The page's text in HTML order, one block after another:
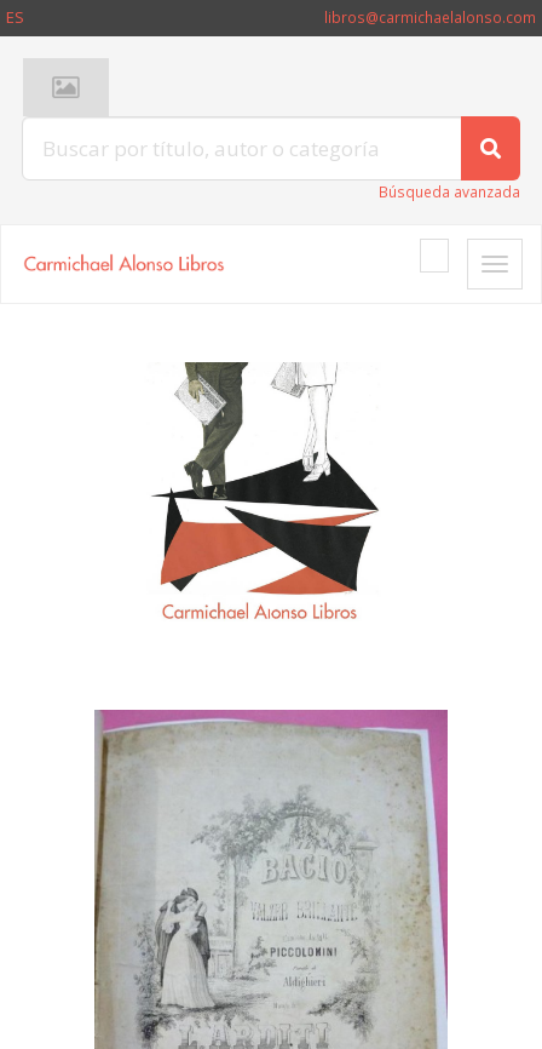
ES libros@carmichaelalonso.com
Búsqueda avanzada
Toggle